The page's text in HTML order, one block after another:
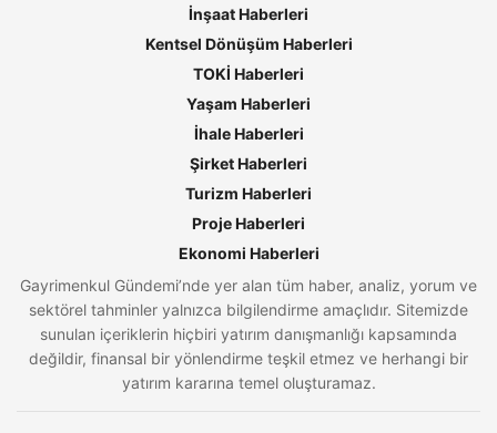
İnşaat Haberleri
Kentsel Dönüşüm Haberleri
TOKİ Haberleri
Yaşam Haberleri
İhale Haberleri
Şirket Haberleri
Turizm Haberleri
Proje Haberleri
Ekonomi Haberleri
Gayrimenkul Gündemi’nde yer alan tüm haber, analiz, yorum ve
sektörel tahminler yalnızca bilgilendirme amaçlıdır. Sitemizde
sunulan içeriklerin hiçbiri yatırım danışmanlığı kapsamında
değildir, finansal bir yönlendirme teşkil etmez ve herhangi bir
yatırım kararına temel oluşturamaz.